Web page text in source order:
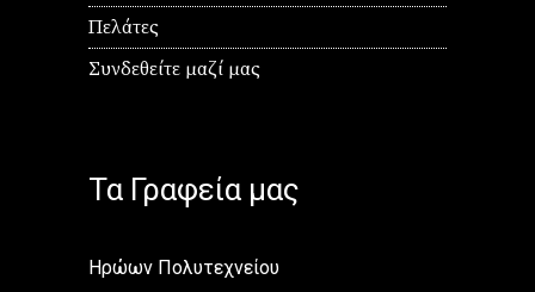
Πελάτες
Συνδεθείτε μαζί μας
Τα Γραφεία μας
Ηρώων Πολυτεχνείου